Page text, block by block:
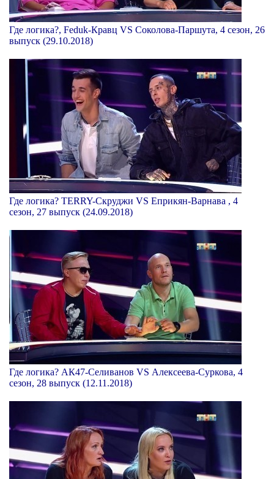
Где логика?, Feduk-Кравц VS Соколова-Паршута, 4 сезон, 26
выпуск (29.10.2018)
Где логика? TERRY-Скруджи VS Еприкян-Варнава , 4
сезон, 27 выпуск (24.09.2018)
Где логика? АК47-Селиванов VS Алексеева-Суркова, 4
сезон, 28 выпуск (12.11.2018)